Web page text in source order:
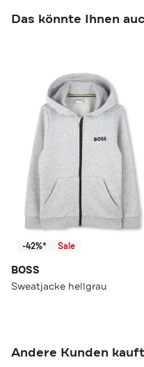
Das könnte Ihnen
-42%* Sale
BOSS
Sweatjacke hellgrau
Andere Kunden